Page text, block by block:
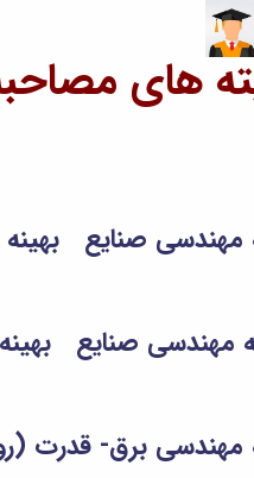
های
مهندسی صنایع
مهندسی صنایع
مهندسی برق- قدرت